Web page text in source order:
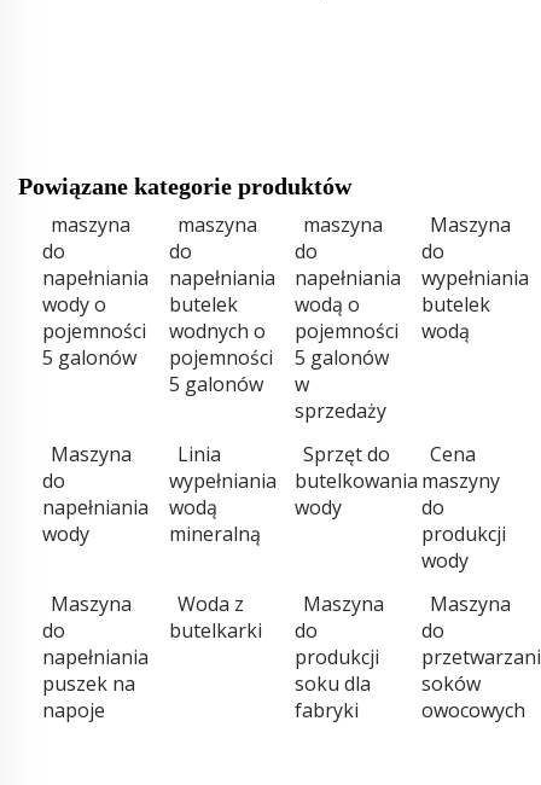
Powiązane kategorie produktów
maszyna
do
napełniania
wody o
pojemności
5 galonów
maszyna
do
napełniania
butelek
wodnych o
pojemności
5 galonów
maszyna
do
napełniania
wodą o
pojemności
5 galonów
w
sprzedaży
Maszyna
do
wypełniania
butelek
wodą
Maszyna
do
napełniania
wody
Linia
wypełniania
wodą
mineralną
Sprzęt do
butelkowania
wody
Cena
maszyny
do
produkcji
wody
Maszyna
do
napełniania
puszek na
napoje
Woda z
butelkarki
Maszyna
do
produkcji
soku dla
fabryki
Maszyna
do
soków
owocowych